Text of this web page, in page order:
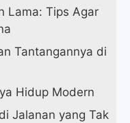
Lama: Tips Agar
Tantangannya di
Hidup Modern
Jalanan yang Tak